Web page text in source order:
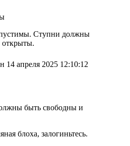
Ступни должны
открыты.
14 апреля 2025 12:10:12
быть свободны и
блоха, залогиньтесь.